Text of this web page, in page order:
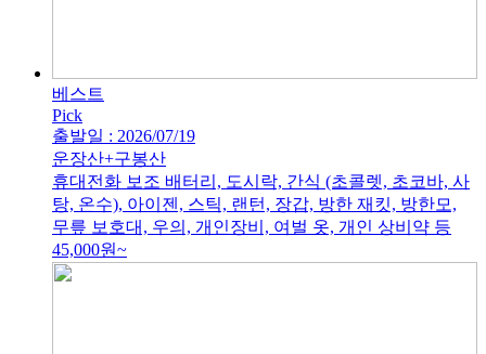
베스트
Pick
출발일 : 2026/07/19
운장산+구봉산
휴대전화 보조 배터리, 도시락, 간식 (초콜렛, 초코바, 사
탕, 온수), 아이젠, 스틱, 랜턴, 장갑, 방한 재킷, 방한모,
무릎 보호대, 우의, 개인장비, 여벌 옷, 개인 상비약 등
45,000원~